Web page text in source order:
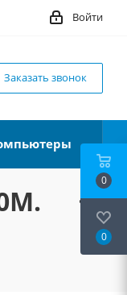
Войти
Заказать звонок
0
0